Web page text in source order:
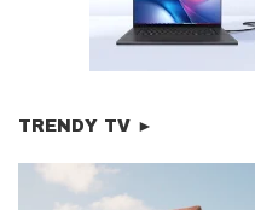
TRENDY TV ►